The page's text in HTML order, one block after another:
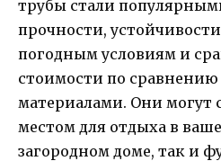
трубы стали
прочности,
погодным условиям и
стоимости по
материалами. Они
местом для отдыха в
загородном доме, так и